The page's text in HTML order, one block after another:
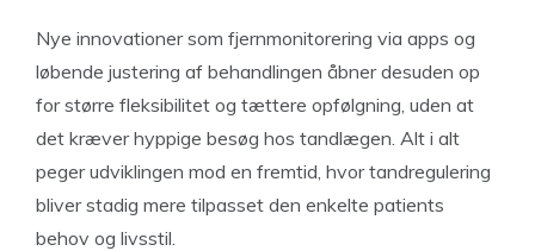
Nye innovationer som fjernmonitorering via apps og
løbende justering af behandlingen åbner desuden op
for større fleksibilitet og tættere opfølgning, uden at
det kræver hyppige besøg hos tandlægen. Alt i alt
peger udviklingen mod en fremtid, hvor tandregulering
bliver stadig mere tilpasset den enkelte patients
behov og livsstil.